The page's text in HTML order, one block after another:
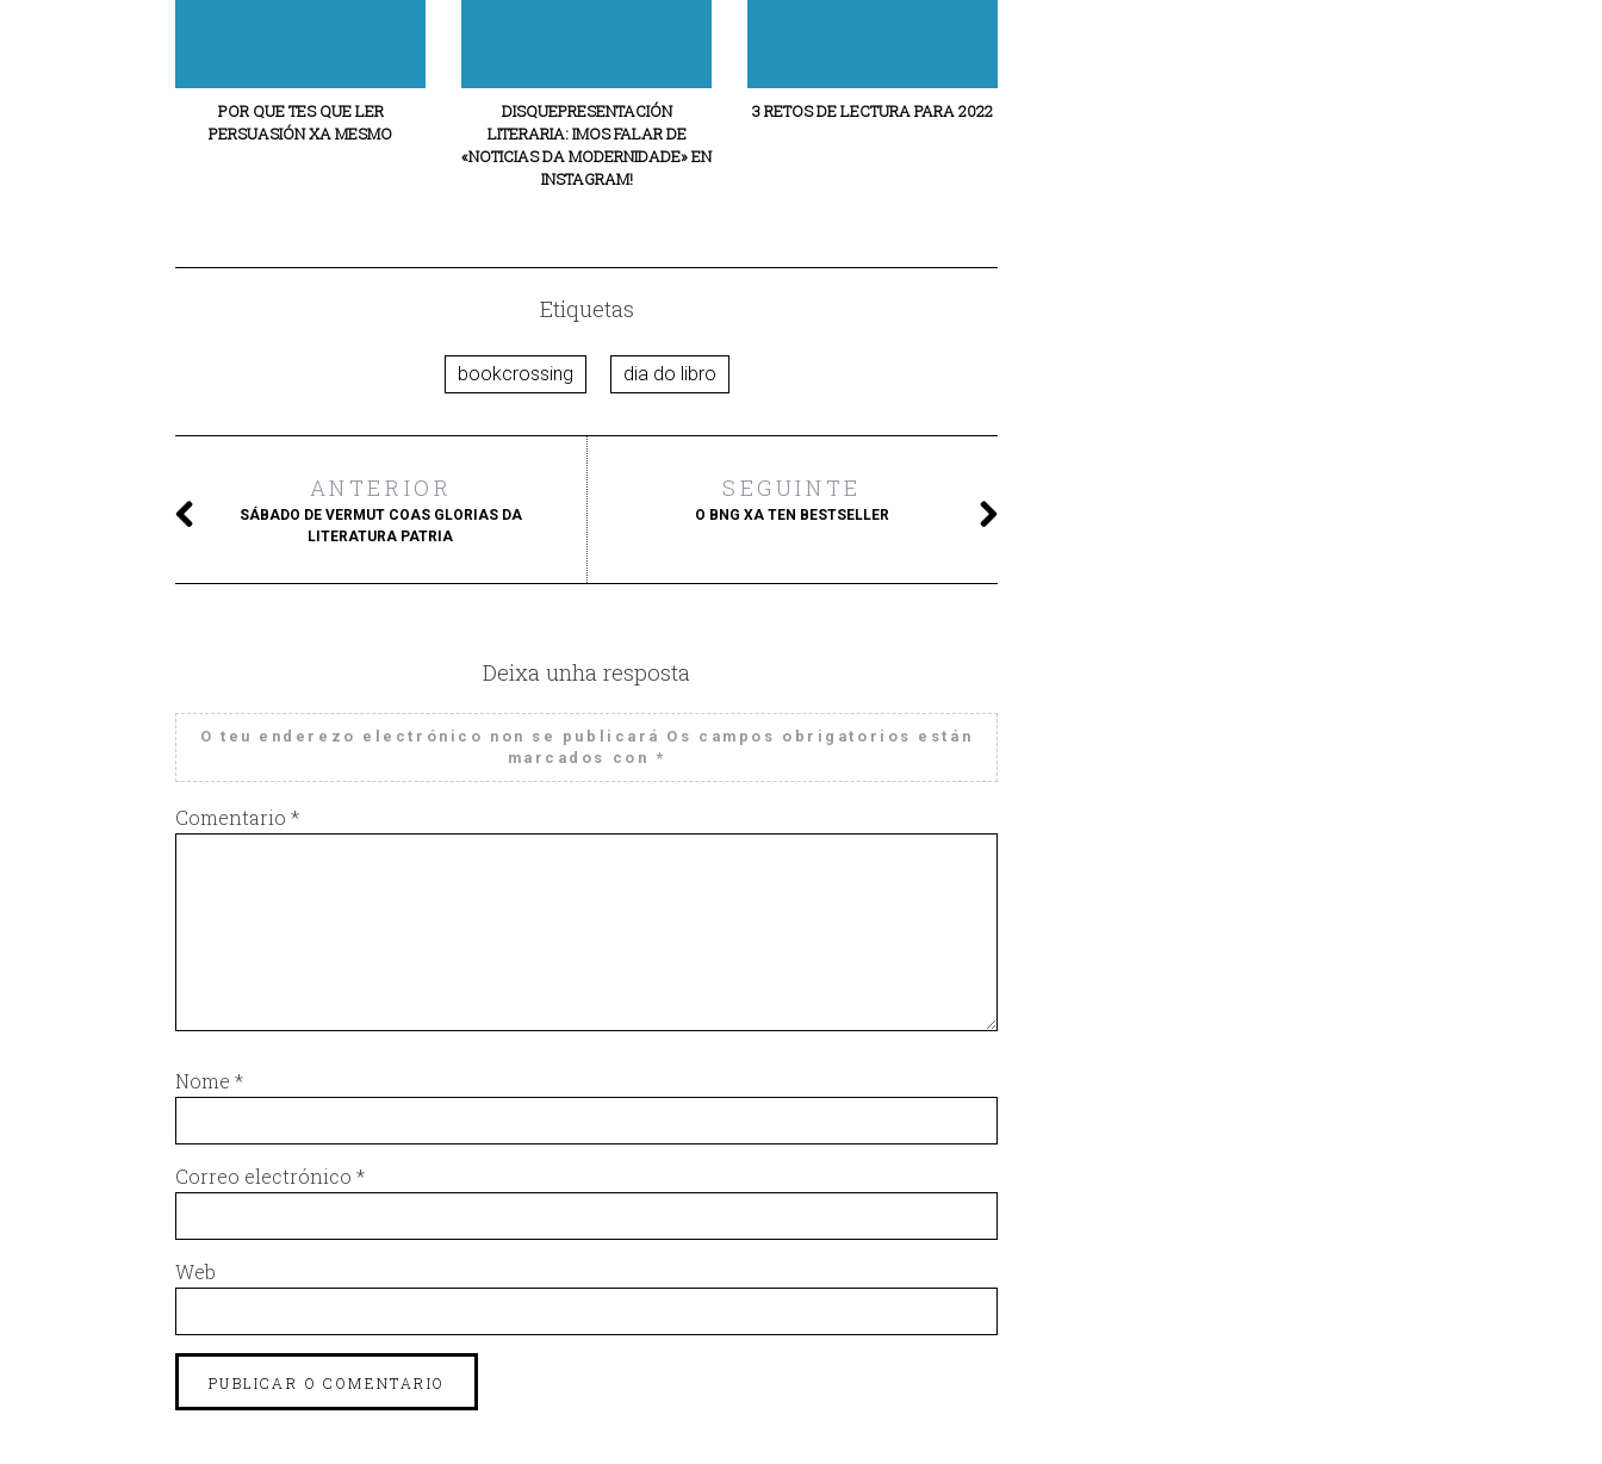
POR QUE TES QUE LER
PERSUASIÓN XA MESMO
DISQUEPRESENTACIÓN
LITERARIA: IMOS FALAR DE
«NOTICIAS DA MODERNIDADE» EN
INSTAGRAM!
3 RETOS DE LECTURA PARA 2022
Etiquetas
bookcrossing dia do libro
ANTERIOR
SÁBADO DE VERMUT COAS GLORIAS DA
LITERATURA PATRIA
SEGUINTE
O BNG XA TEN BESTSELLER
Deixa unha resposta
O teu enderezo electrónico non se publicará Os campos obrigatorios están
marcados con *
Comentario *
Nome *
Correo electrónico *
Web